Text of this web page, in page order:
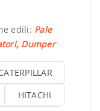
edili: Pale
, Dumper
HITACHI